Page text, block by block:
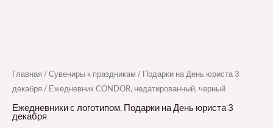
Главная /Сувениры к праздникам / Подарки на День юриста 3
декабря / Ежедневник CONDOR, недатированный, черный
Ежедневники с логотипом, Подарки на День юриста 3
декабря